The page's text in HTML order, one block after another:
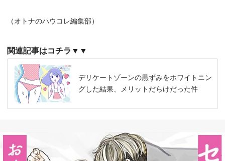
（オトナのハウコレ編集部）
関連記事はコチラ▼▼
デリケートゾーンの黒ずみをホワイトニン
グした結果、メリットだらけだった件